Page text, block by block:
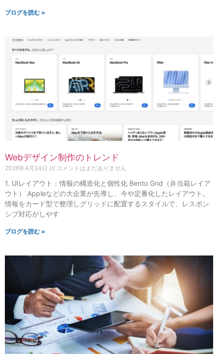
ブログを読む »
Webデザイン制作のトレンド
2026年4月24日 コメントはまだありません
1. UIレイアウト：情報の構造化と個性化 Bento Grid（弁当箱レイア
ウト） Appleなどの大企業が先導し、今や定番化したレイアウト。
情報をカード型で整理しグリッドに配置するスタイルで、レスポン
シブ対応がしやす
ブログを読む »